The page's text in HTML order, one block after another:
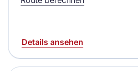
Details ansehen